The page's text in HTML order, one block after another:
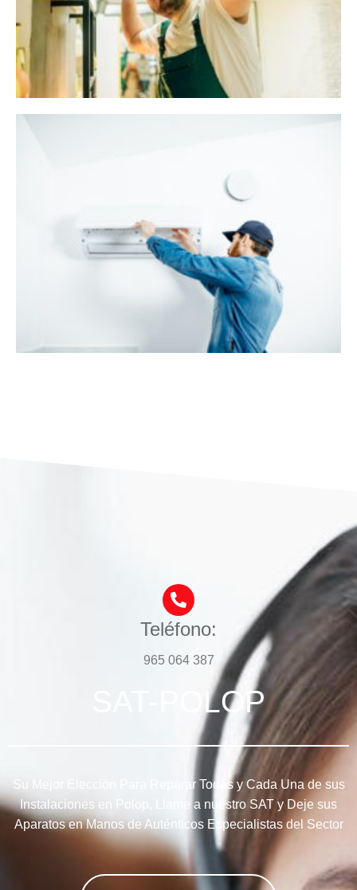
Teléfono:
965 064 387
SAT-POLOP
Su Mejor Elección Para Reparar Todas y Cada Una de sus
Instalaciones en Polop, Llame a nuestro SAT y Deje sus
Aparatos en Manos de Auténticos Especialistas del Sector